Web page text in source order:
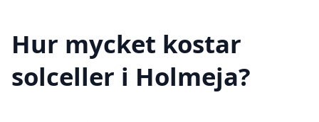
Hur mycket kostar
solceller i Holmeja?